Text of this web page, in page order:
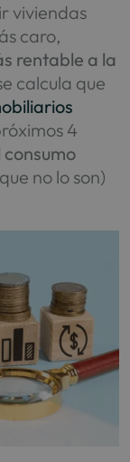
viviendas
caro,
rentable a la
calcula que
4
no lo son)